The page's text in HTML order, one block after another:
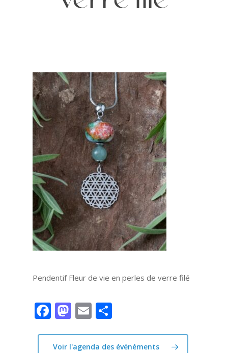
Pendentif Fleur de vie en perles de verre filé
Facebook
Mastodon
Email
Voir l'agenda des événéments